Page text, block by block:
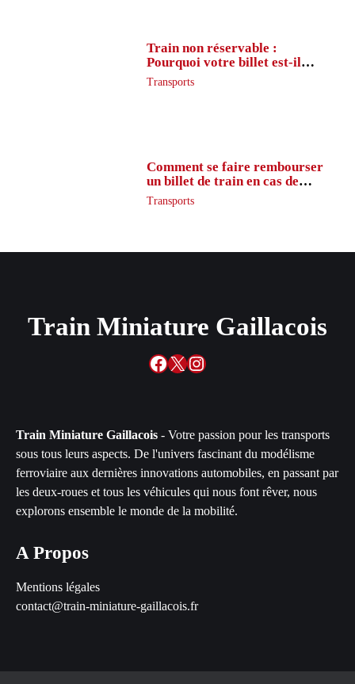
Train non réservable :
Pourquoi votre billet est-il
inaccessible ?
Transports
Comment se faire rembourser
un billet de train en cas de
retard ?
Transports
Train Miniature Gaillacois
Facebook
X Instagram
Train Miniature Gaillacois - Votre passion pour les transports
sous tous leurs aspects. De l'univers fascinant du modélisme
ferroviaire aux dernières innovations automobiles, en passant par
les deux-roues et tous les véhicules qui nous font rêver, nous
explorons ensemble le monde de la mobilité.
A Propos
Mentions légales
contact@train-miniature-gaillacois.fr